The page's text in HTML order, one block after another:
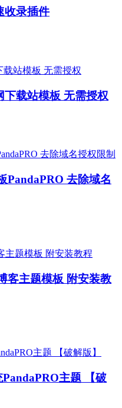
收录插件
下载站模板 无需授权
PandaPRO 去除域名
客主题模板 附安装教
主题 【破